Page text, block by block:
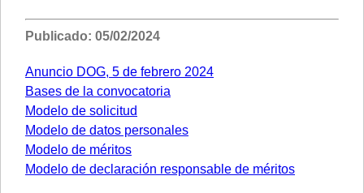
Publicado: 05/02/2024
Anuncio DOG, 5 de febrero 2024
Bases de la convocatoria
Modelo de solicitud
Modelo de datos personales
Modelo de méritos
Modelo de declaración responsable de méritos